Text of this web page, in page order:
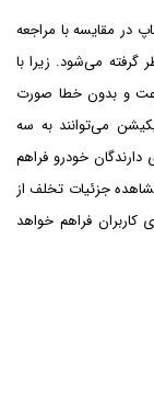
در مقایسه با مراجعه
راه در نظر گرفته می‌شود. زیرا با
و بدون خطا صورت
می‌توانند به سه
خودرو فراهم
جزئیات تخلف از
فراهم خواهد